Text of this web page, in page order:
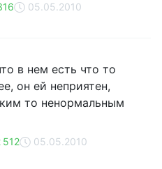
05.05.2010
в нем есть что то
он ей неприятен,
то ненормальным
512 05.05.2010